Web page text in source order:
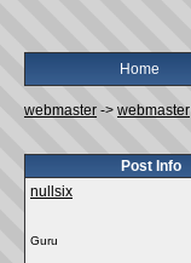
Home
webmaster -> webmaster
Post Info
nullsix
Guru